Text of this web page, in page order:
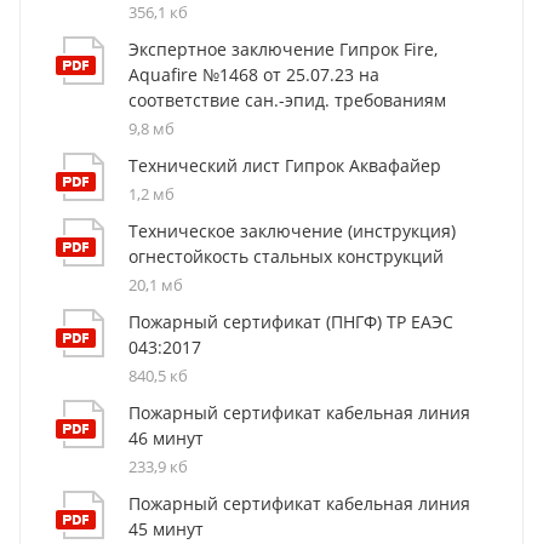
356,1 кб
Экспертное заключение Гипрок Fire,
Aquafire №1468 от 25.07.23 на
соответствие сан.-эпид. требованиям
9,8 мб
Технический лист Гипрок Аквафайер
1,2 мб
Техническое заключение (инструкция)
огнестойкость стальных конструкций
20,1 мб
Пожарный сертификат (ПНГФ) ТР ЕАЭС
043:2017
840,5 кб
Пожарный сертификат кабельная линия
46 минут
233,9 кб
Пожарный сертификат кабельная линия
45 минут